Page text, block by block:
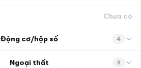
Chưa có
Động cơ/hộp số 4
Ngoại thất 8